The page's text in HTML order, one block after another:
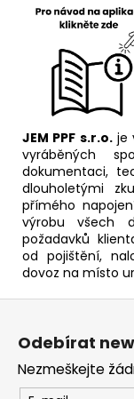
JEM PPF s.r.o.je
vyráběných
dokumentaci,
dlouholetými
přímého
výrobu všech
požadavků
od pojištění,
dovoz na místo
Odebírat
Nezmeškejte